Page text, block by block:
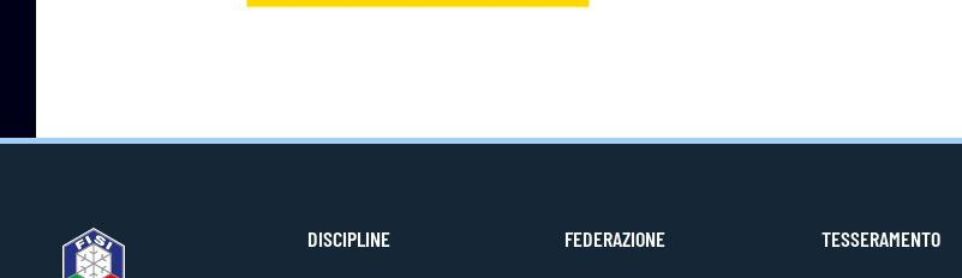
DISCIPLINE FEDERAZIONE TESSERAMENTO